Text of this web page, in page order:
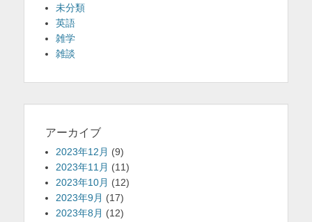
未分類
英語
雑学
雑談
アーカイブ
2023年12月 (9)
2023年11月 (11)
2023年10月 (12)
2023年9月 (17)
2023年8月 (12)